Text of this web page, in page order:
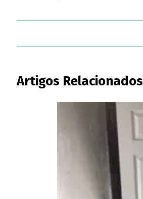
Artigos Relacionados